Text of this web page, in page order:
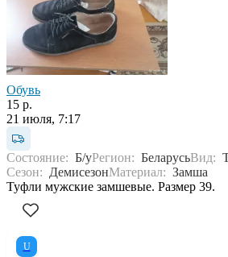
Обувь
15 р.
21 июля, 7:17
Состояние: Б/уРегион: БеларусьВид:
Сезон: ДемисезонМатериал: Замша
Туфли мужские замшевые. Размер 39.
U